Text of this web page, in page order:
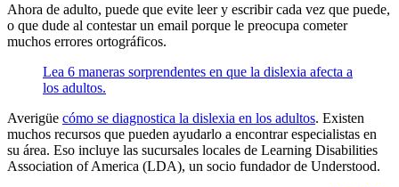
Ahora de adulto, puede que evite leer y escribir cada vez que puede,
o que dude al contestar un email porque le preocupa cometer
muchos errores ortográficos.
Lea 6 maneras sorprendentes en que la dislexia afecta a
los adultos.
Averigüe cómo se diagnostica la dislexia en los adultos. Existen
muchos recursos que pueden ayudarlo a encontrar especialistas en
su área. Eso incluye las sucursales locales de Learning Disabilities
Association of America (LDA), un socio fundador de Understood.